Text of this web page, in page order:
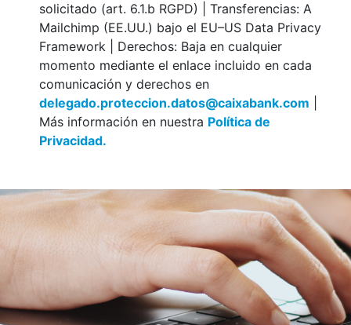
solicitado (art. 6.1.b RGPD) | Transferencias: A
Mailchimp (EE.UU.) bajo el EU–US Data Privacy
Framework | Derechos: Baja en cualquier
momento mediante el enlace incluido en cada
comunicación y derechos en
delegado.proteccion.datos@caixabank.com
Más información en nuestra Política de
Privacidad.